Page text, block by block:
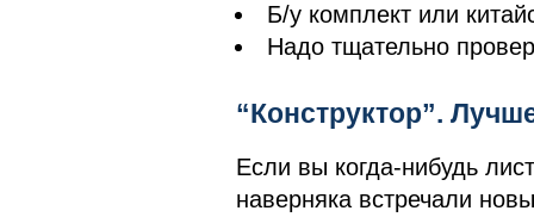
Б/у комплект или
Надо тщательно
“Конструктор”.
Если вы когда-нибудь
наверняка встречали